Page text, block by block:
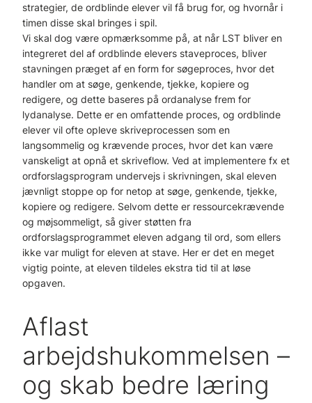
strategier, de ordblinde elever vil få brug for, og hvornår i
timen disse skal bringes i spil.
Vi skal dog være opmærksomme på, at når LST bliver en
integreret del af ordblinde elevers staveproces, bliver
stavningen præget af en form for søgeproces, hvor det
handler om at søge, genkende, tjekke, kopiere og
redigere, og dette baseres på ordanalyse frem for
lydanalyse. Dette er en omfattende proces, og ordblinde
elever vil ofte opleve skriveprocessen som en
langsommelig og krævende proces, hvor det kan være
vanskeligt at opnå et skriveflow. Ved at implementere fx et
ordforslagsprogram undervejs i skrivningen, skal eleven
jævnligt stoppe op for netop at søge, genkende, tjekke,
kopiere og redigere. Selvom dette er ressourcekrævende
og møjsommeligt, så giver støtten fra
ordforslagsprogrammet eleven adgang til ord, som ellers
ikke var muligt for eleven at stave. Her er det en meget
vigtig pointe, at eleven tildeles ekstra tid til at løse
opgaven.
Aflast
arbejdshukommelsen –
og skab bedre læring